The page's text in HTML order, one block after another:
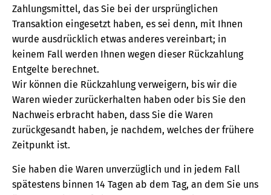
Zahlungsmittel, das Sie bei der ursprünglichen
Transaktion eingesetzt haben, es sei denn, mit Ihnen
wurde ausdrücklich etwas anderes vereinbart; in
keinem Fall werden Ihnen wegen dieser Rückzahlung
Entgelte berechnet.
Wir können die Rückzahlung verweigern, bis wir die
Waren wieder zurückerhalten haben oder bis Sie den
Nachweis erbracht haben, dass Sie die Waren
zurückgesandt haben, je nachdem, welches der frühere
Zeitpunkt ist.
Sie haben die Waren unverzüglich und in jedem Fall
spätestens binnen 14 Tagen ab dem Tag, an dem Sie uns